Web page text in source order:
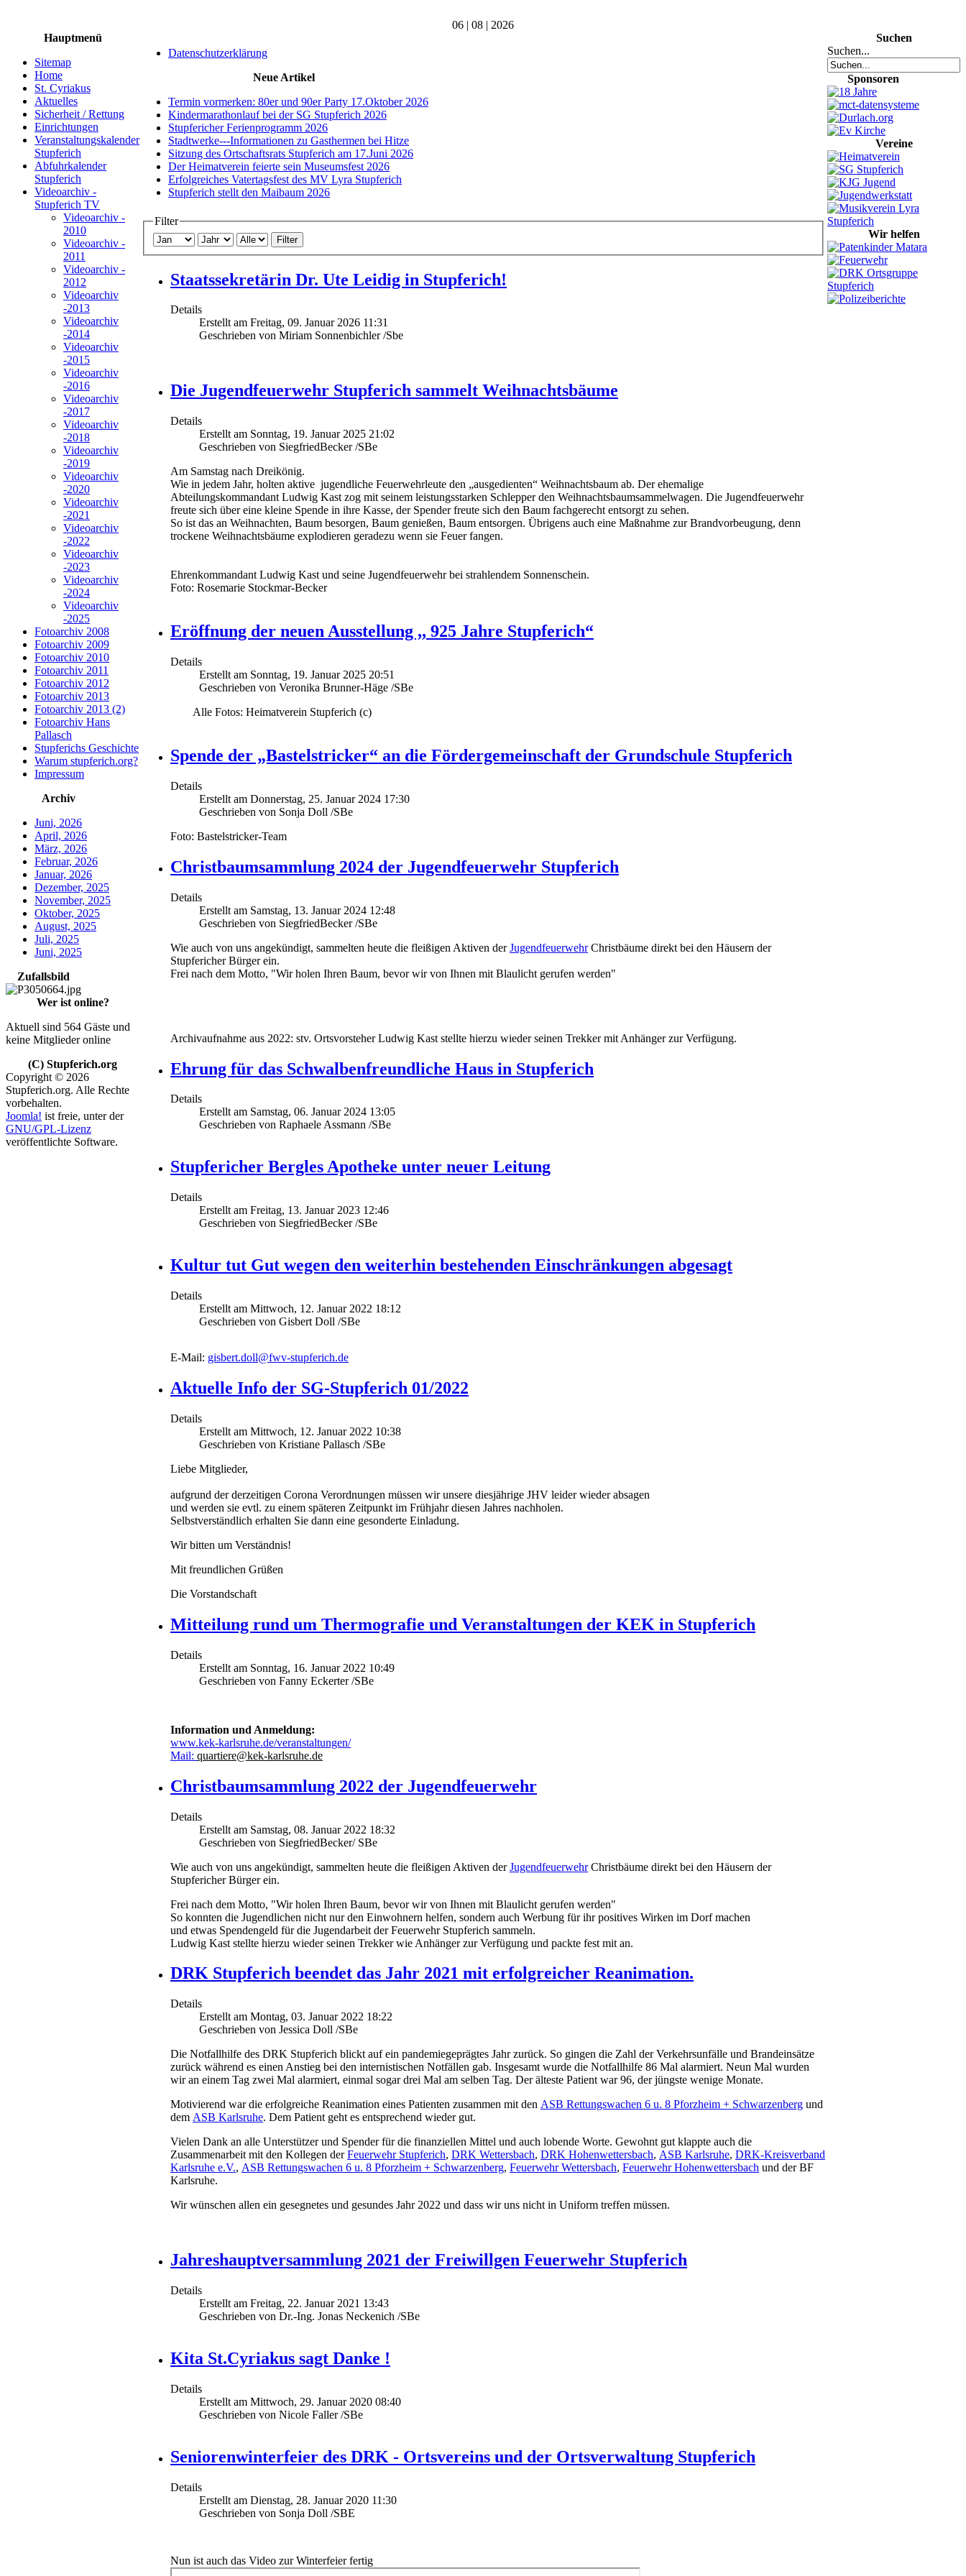
06 | 08 | 2026
Hauptmenü
Sitemap
Home
St. Cyriakus
Aktuelles
Sicherheit / Rettung
Einrichtungen
Veranstaltungskalender
Stupferich
Abfuhrkalender
Stupferich
Videoarchiv -
Stupferich TV
Videoarchiv -
2010
Videoarchiv -
2011
Videoarchiv -
2012
Videoarchiv
-2013
Videoarchiv
-2014
Videoarchiv
-2015
Videoarchiv
-2016
Videoarchiv
-2017
Videoarchiv
-2018
Videoarchiv
-2019
Videoarchiv
-2020
Videoarchiv
-2021
Videoarchiv
-2022
Videoarchiv
-2023
Videoarchiv
-2024
Videoarchiv
-2025
Fotoarchiv 2008
Fotoarchiv 2009
Fotoarchiv 2010
Fotoarchiv 2011
Fotoarchiv 2012
Fotoarchiv 2013
Fotoarchiv 2013 (2)
Fotoarchiv Hans
Pallasch
Stupferichs Geschichte
Warum stupferich.org?
Impressum
Archiv
Juni, 2026
April, 2026
März, 2026
Februar, 2026
Januar, 2026
Dezember, 2025
November, 2025
Oktober, 2025
August, 2025
Juli, 2025
Juni, 2025
Zufallsbild
Wer ist online?
Aktuell sind 564 Gäste und
keine Mitglieder online
(C) Stupferich.org
Copyright © 2026
Stupferich.org. Alle Rechte
vorbehalten.
Joomla! ist freie, unter der
GNU/GPL-Lizenz
veröffentlichte Software.
Datenschutzerklärung
Neue Artikel
Termin vormerken: 80er und 90er Party 17.Oktober 2026
Kindermarathonlauf bei der SG Stupferich 2026
Stupfericher Ferienprogramm 2026
Stadtwerke---Informationen zu Gasthermen bei Hitze
Sitzung des Ortschaftsrats Stupferich am 17.Juni 2026
Der Heimatverein feierte sein Museumsfest 2026
Erfolgreiches Vatertagsfest des MV Lyra Stupferich
Stupferich stellt den Maibaum 2026
Filter
Filter
Staatssekretärin Dr. Ute Leidig in Stupferich!
Details
Erstellt am Freitag, 09. Januar 2026 11:31
Geschrieben von Miriam Sonnenbichler /Sbe
Die Jugendfeuerwehr Stupferich sammelt Weihnachtsbäume
Details
Erstellt am Sonntag, 19. Januar 2025 21:02
Geschrieben von SiegfriedBecker /SBe
Am Samstag nach Dreikönig.
Wie in jedem Jahr, holten aktive jugendliche Feuerwehrleute den „ausgedienten“ Weihnachtsbaum ab. Der ehemalige
Abteilungskommandant Ludwig Kast zog mit seinem leistungsstarken Schlepper den Weihnachtsbaumsammelwagen. Die Jugendfeuerwehr
freute sich über eine kleine Spende in ihre Kasse, der Spender freute sich den Baum fachgerecht entsorgt zu sehen.
So ist das an Weihnachten, Baum besorgen, Baum genießen, Baum entsorgen. Übrigens auch eine Maßnahme zur Brandvorbeugung, denn
trockene Weihnachtsbäume explodieren geradezu wenn sie Feuer fangen.
Ehrenkommandant Ludwig Kast und seine Jugendfeuerwehr bei strahlendem Sonnenschein.
Foto: Rosemarie Stockmar-Becker
Eröffnung der neuen Ausstellung ,, 925 Jahre Stupferich“
Details
Erstellt am Sonntag, 19. Januar 2025 20:51
Geschrieben von Veronika Brunner-Häge /SBe
Alle Fotos: Heimatverein Stupferich (c)
Spende der „Bastelstricker“ an die Fördergemeinschaft der Grundschule Stupferich
Details
Erstellt am Donnerstag, 25. Januar 2024 17:30
Geschrieben von Sonja Doll /SBe
Foto: Bastelstricker-Team
Christbaumsammlung 2024 der Jugendfeuerwehr Stupferich
Details
Erstellt am Samstag, 13. Januar 2024 12:48
Geschrieben von SiegfriedBecker /SBe
Wie auch von uns angekündigt, sammelten heute die fleißigen Aktiven derJugendfeuerwehrChristbäume direkt bei den Häusern der
Stupfericher Bürger ein.
Frei nach dem Motto, "Wir holen Ihren Baum, bevor wir von Ihnen mit Blaulicht gerufen werden"
Archivaufnahme aus 2022: stv. Ortsvorsteher Ludwig Kast stellte hierzu wieder seinen Trekker mit Anhänger zur Verfügung.
Ehrung für das Schwalbenfreundliche Haus in Stupferich
Details
Erstellt am Samstag, 06. Januar 2024 13:05
Geschrieben von Raphaele Assmann /SBe
Stupfericher Bergles Apotheke unter neuer Leitung
Details
Erstellt am Freitag, 13. Januar 2023 12:46
Geschrieben von SiegfriedBecker /SBe
Kultur tut Gut wegen den weiterhin bestehenden Einschränkungen abgesagt
Details
Erstellt am Mittwoch, 12. Januar 2022 18:12
Geschrieben von Gisbert Doll /SBe
E-Mail: gisbert.doll@fwv-stupferich.de
Aktuelle Info der SG-Stupferich 01/2022
Details
Erstellt am Mittwoch, 12. Januar 2022 10:38
Geschrieben von Kristiane Pallasch /SBe
Liebe Mitglieder,
aufgrund der derzeitigen Corona Verordnungen müssen wir unsere diesjährige JHV leider wieder absagen
und werden sie evtl. zu einem späteren Zeitpunkt im Frühjahr diesen Jahres nachholen.
Selbstverständlich erhalten Sie dann eine gesonderte Einladung.
Wir bitten um Verständnis!
Mit freundlichen Grüßen
Die Vorstandschaft
Mitteilung rund um Thermografie und Veranstaltungen der KEK in Stupferich
Details
Erstellt am Sonntag, 16. Januar 2022 10:49
Geschrieben von Fanny Eckerter /SBe
Information und Anmeldung:
www.kek-karlsruhe.de/veranstaltungen/
Mail: quartiere@kek-karlsruhe.de
Christbaumsammlung 2022 der Jugendfeuerwehr
Details
Erstellt am Samstag, 08. Januar 2022 18:32
Geschrieben von SiegfriedBecker/ SBe
Wie auch von uns angekündigt, sammelten heute die fleißigen Aktiven derJugendfeuerwehrChristbäume direkt bei den Häusern der
Stupfericher Bürger ein.
Frei nach dem Motto, "Wir holen Ihren Baum, bevor wir von Ihnen mit Blaulicht gerufen werden"
So konnten die Jugendlichen nicht nur den Einwohnern helfen, sondern auch Werbung für ihr positives Wirken im Dorf machen
und etwas Spendengeld für die Jugendarbeit der Feuerwehr Stupferich sammeln.
Ludwig Kast stellte hierzu wieder seinen Trekker wie Anhänger zur Verfügung und packte fest mit an.
DRK Stupferich beendet das Jahr 2021 mit erfolgreicher Reanimation.
Details
Erstellt am Montag, 03. Januar 2022 18:22
Geschrieben von Jessica Doll /SBe
Die Notfallhilfe des DRK Stupferich blickt auf ein pandemiegeprägtes Jahr zurück. So gingen die Zahl der Verkehrsunfälle und Brandeinsätze
zurück während es einen Anstieg bei den internistischen Notfällen gab. Insgesamt wurde die Notfallhilfe 86 Mal alarmiert. Neun Mal wurden
wir an einem Tag zwei Mal alarmiert, einmal sogar drei Mal am selben Tag. Der älteste Patient war 96, der jüngste wenige Monate.
Motivierend war die erfolgreiche Reanimation eines Patienten zusammen mit den ASB Rettungswachen 6 u. 8 Pforzheim + Schwarzenberg und
dem ASB Karlsruhe. Dem Patient geht es entsprechend wieder gut.
Vielen Dank an alle Unterstützer und Spender für die finanziellen Mittel und auch lobende Worte. Gewohnt gut klappte auch die
Zusammenarbeit mit den Kollegen derFeuerwehr Stupferich, DRK Wettersbach, DRK Hohenwettersbach, ASB Karlsruhe, DRK-Kreisverband
Karlsruhe e.V., ASB Rettungswachen 6 u. 8 Pforzheim + Schwarzenberg, Feuerwehr Wettersbach, Feuerwehr Hohenwettersbach und der BF
Karlsruhe.
Wir wünschen allen ein gesegnetes und gesundes Jahr 2022 und dass wir uns nicht in Uniform treffen müssen.
Jahreshauptversammlung 2021 der Freiwillgen Feuerwehr Stupferich
Details
Erstellt am Freitag, 22. Januar 2021 13:43
Geschrieben von Dr.-Ing. Jonas Neckenich /SBe
Kita St.Cyriakus sagt Danke !
Details
Erstellt am Mittwoch, 29. Januar 2020 08:40
Geschrieben von Nicole Faller /SBe
Seniorenwinterfeier des DRK - Ortsvereins und der Ortsverwaltung Stupferich
Details
Erstellt am Dienstag, 28. Januar 2020 11:30
Geschrieben von Sonja Doll /SBE
Nun ist auch das Video zur Winterfeier fertig
Suchen
Suchen...
Sponsoren
Vereine
Wir helfen